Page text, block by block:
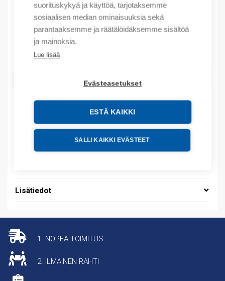
suorituskykyä ja käyttöä, tarjotaksemme
sosiaalisen median ominaisuuksia sekä
parantaaksemme ja räätälöidäksemme sisältöä
ja mainoksia.
Lue lisää
Evästeasetukset
ESTÄ KAIKKI
SALLI KAIKKI EVÄSTEET
Myyntierä sis. 1 kpl
Määrä
Määrä
LISÄÄ OSTOSKORIIN
Tuotekoodit
Tilauskoodi: VXWB2HM
Lisätiedot
1. NOPEA TOIMITUS
2. ILMAINEN RAHTI